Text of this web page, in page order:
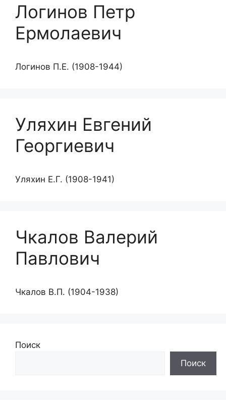
Логинов Петр
Ермолаевич
Логинов П.Е. (1908-1944)
Уляхин Евгений
Георгиевич
Уляхин Е.Г. (1908-1941)
Чкалов Валерий
Павлович
Чкалов В.П. (1904-1938)
Поиск
Поиск